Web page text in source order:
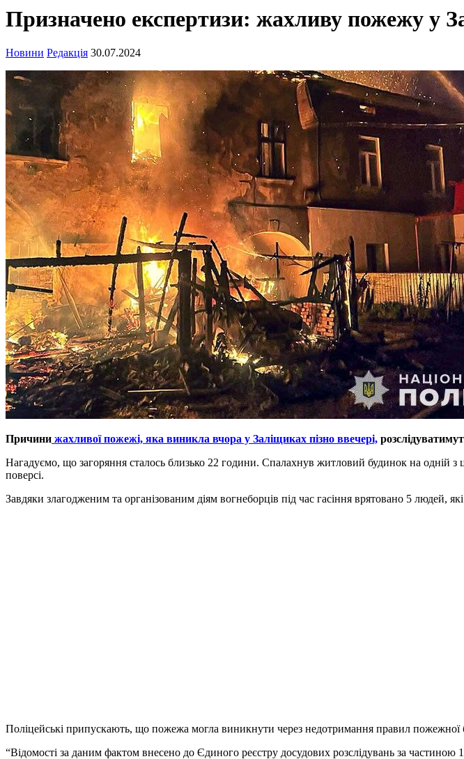
Призначено експертизи: жахливу пожежу у
Новини Редакція 30.07.2024
Причини жахливої пожежі, яка виникла вчора у Заліщиках пізно ввечері,
Нагадуємо, що загоряння сталось близько 22 години. Спалахнув житловий будинок на одній
поверсі.
Завдяки злагодженим та організованим діям вогнеборців під час гасіння врятовано 5 людей,
Поліцейські припускають, що пожежа могла виникнути через недотримання правил пожежної
“Відомості за даним фактом внесено до Єдиного реєстру досудових розслідувань за